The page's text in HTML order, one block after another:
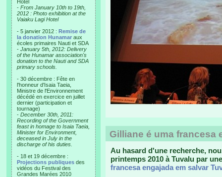
Hotel
- From January 10th to 19th,
2012 : Photo exhibition at the
Vaiaku Lagi Hotel
- 5 janvier 2012 : Remise de
la donation Hunamar aux
écoles primaires Nauti et SDA
- January 5th, 2012: Delivery
of the Hunamar association's
donation to the Nauti and SDA
primary schools.
- 30 décembre : Fête en
l'honneur d'Isaia Taeia,
Ministre de l'Environnement
décédé en exercice en juillet
dernier (participation et
tournage)
- December 30th, 2011:
Recording of the Government
feast in homage to Isaia Taeia,
Minister for Environment,
deceased in July in the
discharge of his duties.
- 18 et 19 décembre :
Projections publiques des
vidéos du Festival des
Grandes Marées 2010
Gilliane é uma francesa
Au hasard d'une recherche,
printemps 2010 à Tuvalu par
francesa engajada em salvar